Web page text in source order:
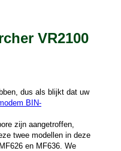
VR2100
dus als blijkt dat uw
BIN-
zijn aangetroffen,
twee modellen in deze
en MF636. We